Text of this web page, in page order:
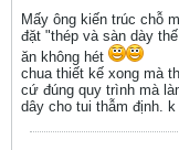
Mấy ông kiến trúc chỗ
đặt "thép và sàn dày
ăn không hét
chua thiết kế xong mà
cứ đúng quy trình mà
dây cho tui thẫm định.